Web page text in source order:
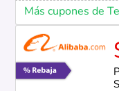
Más cupones de